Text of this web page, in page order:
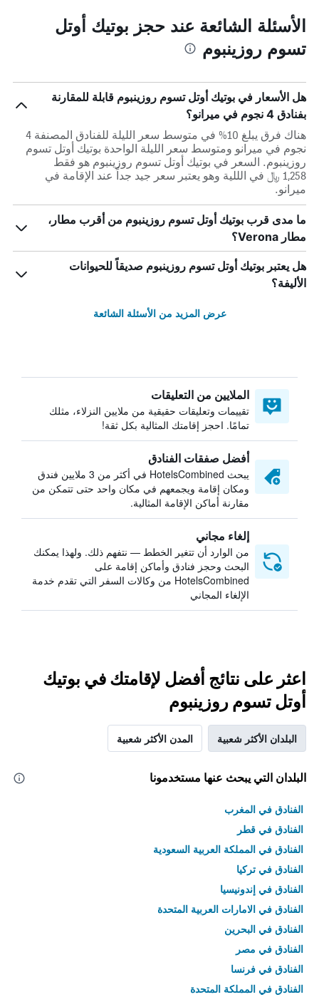
الأسئلة الشائعة عند حجز بوتيك أوتل
تسوم روزينبوم
هل الأسعار في بوتيك أوتل تسوم روزينبوم قابلة للمقارنة
بفنادق 4 نجوم في ميرانو؟
هناك فرق يبلغ 10% في متوسط ​​سعر الليلة للفنادق المصنفة 4
نجوم في ميرانو ومتوسط ​​سعر الليلة الواحدة بوتيك أوتل تسوم
روزينبوم. السعر في بوتيك أوتل تسوم روزينبوم هو فقط
1,258 ﷼ في الللية وهو يعتبر سعر جيد جداً عند الإقامة في
ميرانو.
ما مدى قرب بوتيك أوتل تسوم روزينبوم من أقرب مطار،
مطار Verona؟
هل يعتبر بوتيك أوتل تسوم روزينبوم صديقاً للحيوانات
الأليفة؟
عرض المزيد من الأسئلة الشائعة
الملايين من التعليقات
تقييمات وتعليقات حقيقية من ملايين النزلاء، مثلك
تمامًا. احجز إقامتك المثالية بكل ثقة!
أفضل صفقات الفنادق
يبحث HotelsCombined في أكثر من 3 ملايين فندق
ومكان إقامة ويجمعهم في مكان واحد حتى تتمكن من
مقارنة أماكن الإقامة المثالية.
إلغاء مجاني
من الوارد أن تتغير الخطط — نتفهم ذلك. ولهذا يمكنك
البحث وحجز فنادق وأماكن إقامة على
HotelsCombined من وكالات السفر التي تقدم خدمة
الإلغاء المجاني
اعثر على نتائج أفضل لإقامتك في بوتيك
أوتل تسوم روزينبوم
البلدان الأكثر شعبية المدن الأكثر شعبية
البلدان التي يبحث عنها مستخدمونا
الفنادق في المغرب
الفنادق في قطر
الفنادق في المملكة العربية السعودية
الفنادق في تركيا
الفنادق في إندونيسيا
الفنادق في الامارات العربية المتحدة
الفنادق في البحرين
الفنادق في مصر
الفنادق في فرنسا
الفنادق في المملكة المتحدة